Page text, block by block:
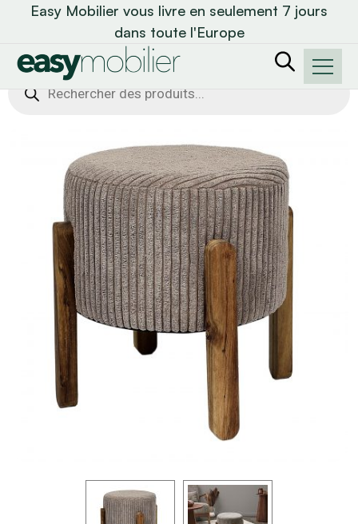
Easy Mobilier vous livre en seulement 7 jours
dans toute l'Europe
Recherche
de